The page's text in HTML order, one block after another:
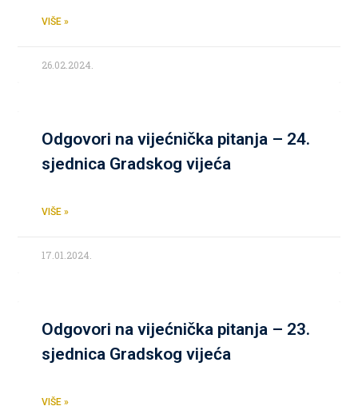
VIŠE »
26.02.2024.
Odgovori na vijećnička pitanja – 24.
sjednica Gradskog vijeća
VIŠE »
17.01.2024.
Odgovori na vijećnička pitanja – 23.
sjednica Gradskog vijeća
VIŠE »